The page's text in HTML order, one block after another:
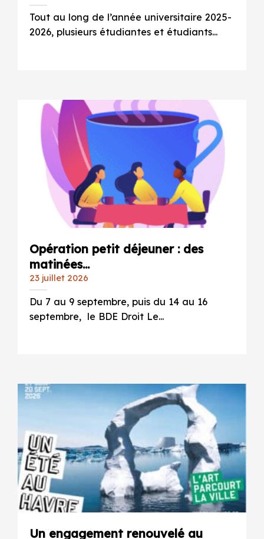
Tout au long de l’année universitaire 2025-
2026, plusieurs étudiantes et étudiants...
Opération petit déjeuner : des
matinées...
23 juillet 2026
Du 7 au 9 septembre, puis du 14 au 16
septembre, le BDE Droit Le...
Un engagement renouvelé au